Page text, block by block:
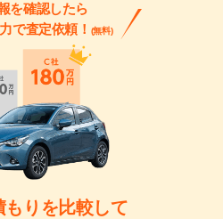
を確認したら
で査定依頼！ (無料)
もりを比較して